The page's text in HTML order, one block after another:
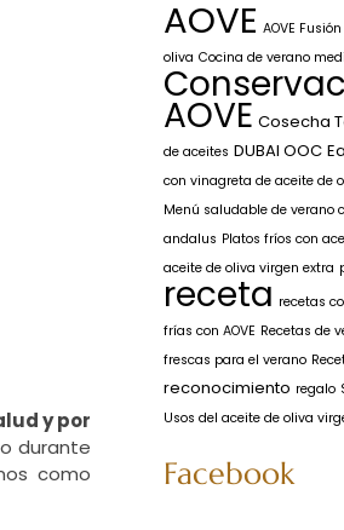
y por
durante
como
AOVE AOVE Fusión
oliva Cocina de verano
AOVE Cosecha
de aceites DUBAI OOC
con vinagreta de aceite de
Menú saludable de verano
andalus Platos fríos con
aceite de oliva virgen extra
receta recetas
frías con AOVE Recetas de
frescas para el verano
reconocimiento regalo
Usos del aceite de oliva
Facebook